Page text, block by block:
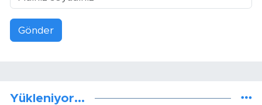
Gönder
Yükleniyor...